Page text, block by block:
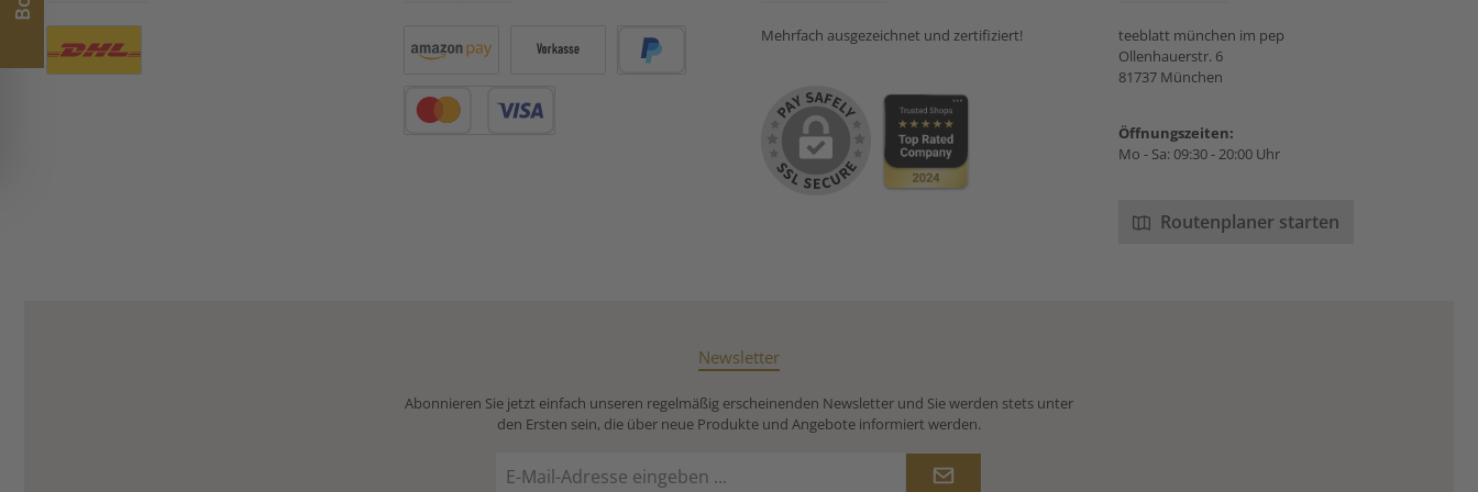
Mehrfach ausgezeichnet und zertifiziert!
teeblatt münchen im pep
Ollenhauerstr. 6
81737 München
Öffnungszeiten:
Mo - Sa: 09:30 - 20:00 Uhr
Routenplaner starten
Newsletter
Abonnieren Sie jetzt einfach unseren regelmäßig erscheinenden Newsletter und Sie werden stets unter
den Ersten sein, die über neue Produkte und Angebote informiert werden.
Mail-